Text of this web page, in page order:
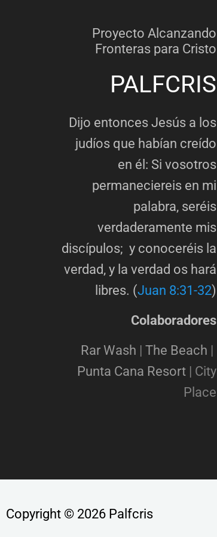
Proyecto Alcanzando
Fronteras para Cristo
PALFCRIS
Dijo entonces Jesús a los
judíos que habían creído
en él: Si vosotros
permaneciereis en mi
palabra, seréis
verdaderamente mis
discípulos; y conoceréis la
verdad, y la verdad os hará
libres. (Juan 8:31-32)
Colaboradores
Rar Wash
The Beach
Punta Cana Resort| City
Place
Copyright © 2026 Palfcris